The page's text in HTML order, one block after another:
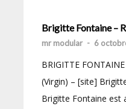
Brigitte Fontaine –
mr modular - 6
BRIGITTE
(Virgin) – [site]
Brigitte Fontaine est